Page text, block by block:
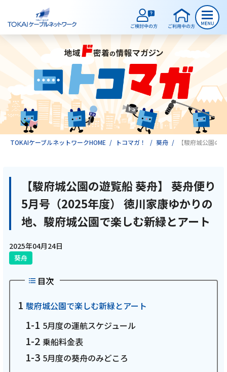
ご検討中のお客様
ご利用中のお客様
サービスのご案内
テレビ
動画配信
おトクな情報
TOKAIケーブルネットワークHOME トコマガ！ 葵舟 【駿府城公園の
【駿府城公園の遊覧船 葵舟】 葵舟便り
5月号（2025年度） 徳川家康ゆかりの
地、駿府城公園で楽しむ新緑とアート
2025年04月24日
葵舟
目次
駿府城公園で楽しむ新緑とアート
5月度の運航スケジュール
乗船料金表
5月度の葵舟のみどころ